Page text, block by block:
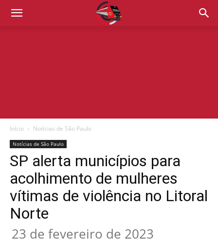
Início Notícias de São Paulo
Notícias de São Paulo
SP alerta municípios para
acolhimento de mulheres
vítimas de violência no Litoral
Norte
23 de fevereiro de 2023